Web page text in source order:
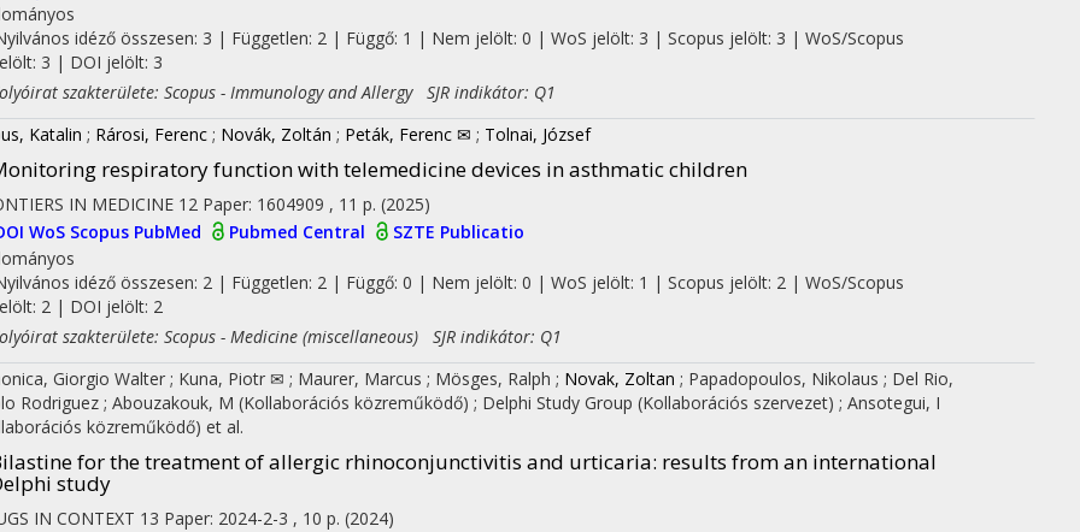
idéző összesen: 3 | Független: 2 | Függő: 1 | Nem jelölt: 0 | WoS jelölt: 3 | Scopus jelölt: 3 | WoS/Scopus
3 | DOI jelölt: 3
szakterülete: Scopus - Immunology and Allergy SJR indikátor: Q1
Katalin ; Rárosi, Ferenc ; Novák, Zoltán ; Peták, Ferenc ✉ ; Tolnai, József
respiratory function with telemedicine devices in asthmatic children
IN MEDICINE 12 Paper: 1604909 , 11 p. (2025)
WoS Scopus PubMed Pubmed Central
SZTE Publicatio
idéző összesen: 2 | Független: 2 | Függő: 0 | Nem jelölt: 0 | WoS jelölt: 1 | Scopus jelölt: 2 | WoS/Scopus
2 | DOI jelölt: 2
szakterülete: Scopus - Medicine (miscellaneous) SJR indikátor: Q1
Giorgio Walter ; Kuna, Piotr ✉ ; Maurer, Marcus ; Mösges, Ralph ; Novak, Zoltan ; Papadopoulos, Nikolaus ; Del Rio,
Rodriguez ; Abouzakouk, M (Kollaborációs közreműködő) ; Delphi Study Group (Kollaborációs szervezet) ; Ansotegui, I
közreműködő) et al.
for the treatment of allergic rhinoconjunctivitis and urticaria: results from an international
study
IN CONTEXT 13 Paper: 2024-2-3 , 10 p. (2024)